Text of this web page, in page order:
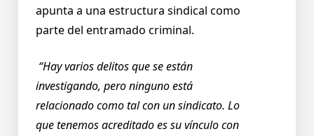
apunta a una estructura sindical como
parte del entramado criminal.
“Hay varios delitos que se están
investigando, pero ninguno está
relacionado como tal con un sindicato. Lo
que tenemos acreditado es su vínculo con